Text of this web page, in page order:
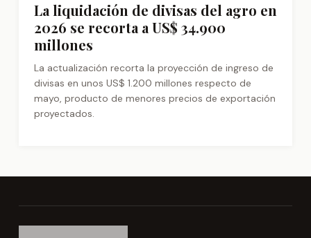
La liquidación de divisas del agro en
2026 se recorta a US$ 34.900
millones
La actualización recorta la proyección de ingreso de
divisas en unos US$ 1.200 millones respecto de
mayo, producto de menores precios de exportación
proyectados.